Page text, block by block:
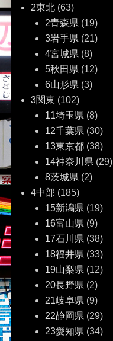
2東北(63)
2青森県 (19)
3岩手県 (21)
4宮城県 (8)
5秋田県 (12)
6山形県 (3)
3関東 (102)
11埼玉県 (8)
12千葉県 (30)
13東京都(38)
14神奈川県 (29)
8茨城県 (2)
4中部 (185)
15新潟県 (19)
16富山県 (9)
17石川県 (38)
18福井県 (33)
19山梨県 (12)
20長野県 (2)
21岐阜県 (9)
22静岡県 (29)
23愛知県 (34)